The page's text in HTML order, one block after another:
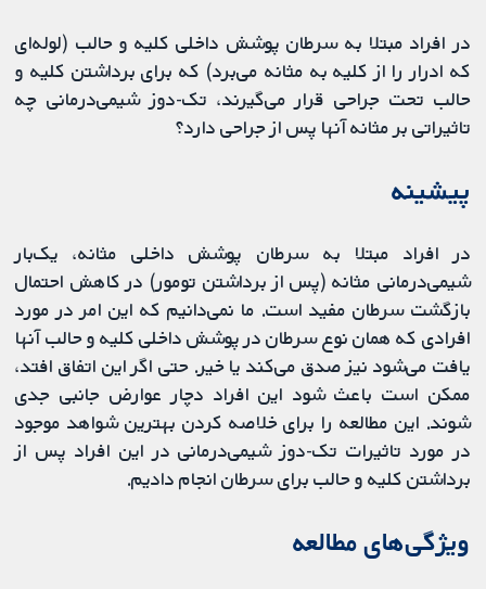
در افراد مبتلا به سرطان پوشش داخلی کلیه و حالب (لوله‌ای
که ادرار را از کلیه به مثانه می‌برد) که برای برداشتن کلیه و
حالب تحت جراحی قرار می‌گیرند، تک-دوز شیمی‌درمانی چه
تاثیراتی بر مثانه آنها پس از جراحی دارد؟
پیشینه
در افراد مبتلا به سرطان پوشش داخلی مثانه، یک‌بار
شیمی‌درمانی مثانه (پس از برداشتن تومور) در کاهش احتمال
بازگشت سرطان مفید است. ما نمی‌دانیم که این امر در مورد
افرادی که همان نوع سرطان در پوشش داخلی کلیه و حالب آنها
یافت می‌شود نیز صدق می‌کند یا خیر. حتی اگر این اتفاق افتد،
ممکن است باعث شود این افراد دچار عوارض جانبی جدی
شوند. این مطالعه را برای خلاصه کردن بهترین شواهد موجود
در مورد تاثیرات تک-دوز شیمی‌درمانی در این افراد پس از
برداشتن کلیه و حالب برای سرطان انجام دادیم.
ویژگی‌های مطالعه